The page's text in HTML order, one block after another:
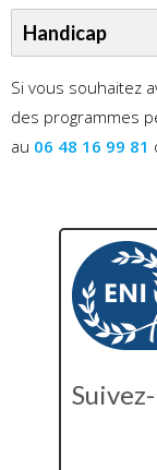
Handicap
Si vous souhaitez
des programmes
au 06 48 16 99 81